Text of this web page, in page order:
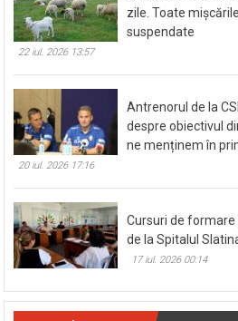
zile. Toate
suspendate
22 iul. 2026 13:57
Antrenorul de la
despre obiectivul
ne menținem în
20 iul. 2026 17:16
Cursuri de
de la Spitalul
17 iul. 2026 00:14